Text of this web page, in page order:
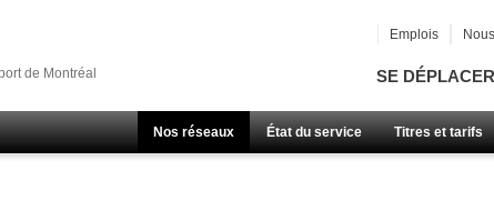
de Montréal SE DÉPLACER
Nos réseaux État du service Titres et tarifs
Emplois